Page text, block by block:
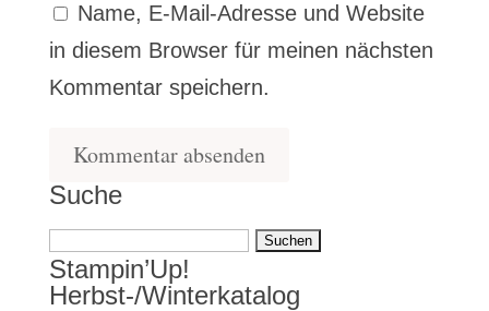
Name, E-Mail-Adresse und Website
in diesem Browser für meinen nächsten
Kommentar speichern.
Suche
Suchen
nach:
Stampin’Up!
Herbst-/Winterkatalog